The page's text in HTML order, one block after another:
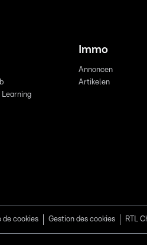
Learning
Immo
Annoncen
Artikelen
de cookies Gestion des cookies RTL